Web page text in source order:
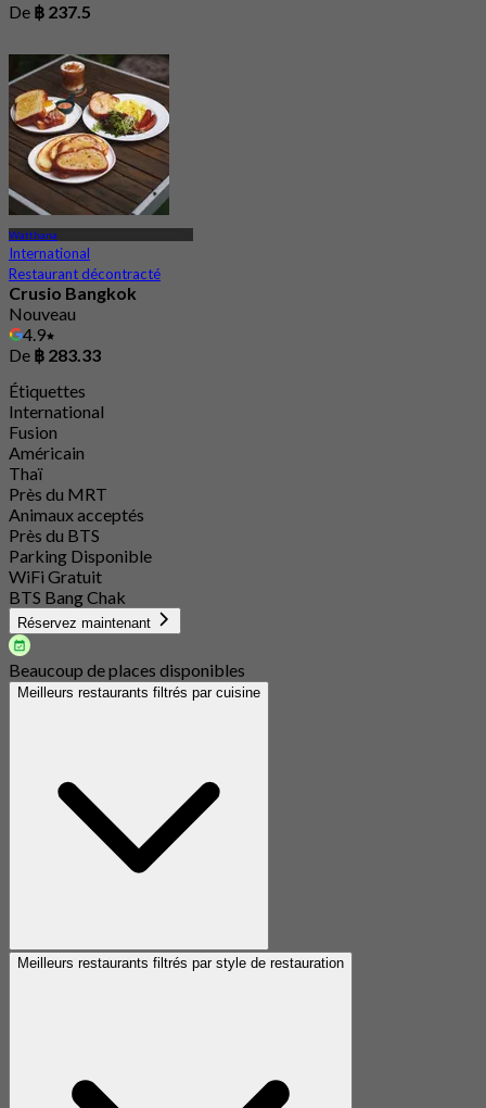
De ฿ 237.5
Watthana
International
Restaurant décontracté
Crusio Bangkok
Nouveau
4.9
De ฿ 283.33
Étiquettes
International
Fusion
Américain
Thaï
Près du MRT
Animaux acceptés
Près du BTS
Parking Disponible
WiFi Gratuit
BTS Bang Chak
Réservez maintenant
Beaucoup de places disponibles
Meilleurs restaurants filtrés par cuisine
Meilleurs restaurants filtrés par style de restauration